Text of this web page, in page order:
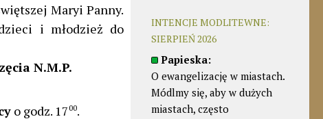
Maryi Panny.
i młodzież do
N.M.P.
o godz. 17 00.
INTENCJE MODLITEWNE:
SIERPIEŃ 2026
Papieska:
O ewangelizację w miastach.
Módlmy się, aby w dużych
miastach, często